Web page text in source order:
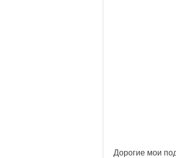
Дорогие мои